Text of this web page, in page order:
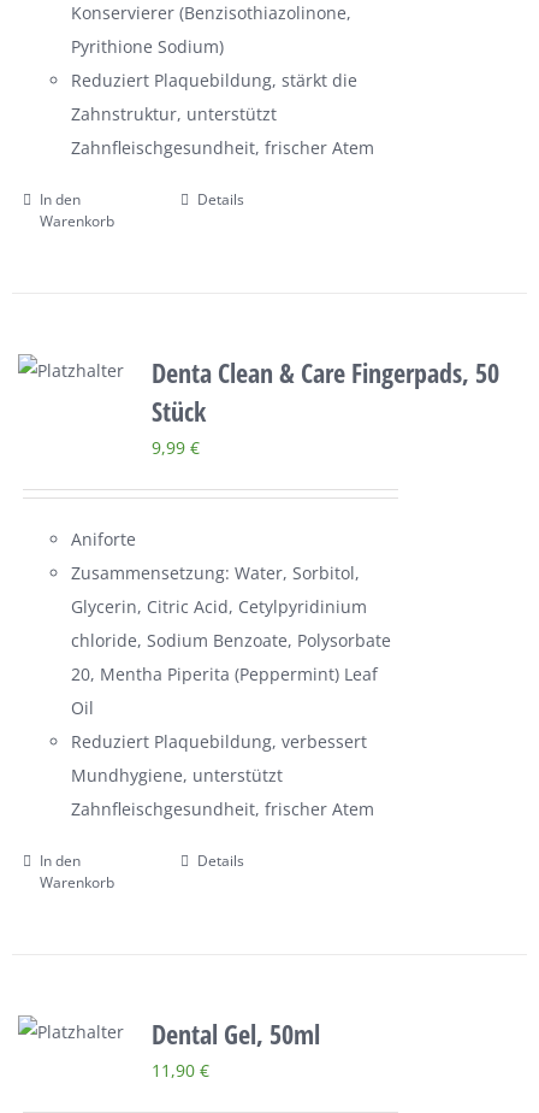
Konservierer (Benzisothiazolinone,
Pyrithione Sodium)
Reduziert Plaquebildung, stärkt die
Zahnstruktur, unterstützt
Zahnfleischgesundheit, frischer Atem
In den
Warenkorb
Details
Denta Clean & Care Fingerpads, 50
Stück
9,99 €
Aniforte
Zusammensetzung: Water, Sorbitol,
Glycerin, Citric Acid, Cetylpyridinium
chloride, Sodium Benzoate, Polysorbate
20, Mentha Piperita (Peppermint) Leaf
Oil
Reduziert Plaquebildung, verbessert
Mundhygiene, unterstützt
Zahnfleischgesundheit, frischer Atem
In den
Warenkorb
Details
Dental Gel, 50ml
11,90 €